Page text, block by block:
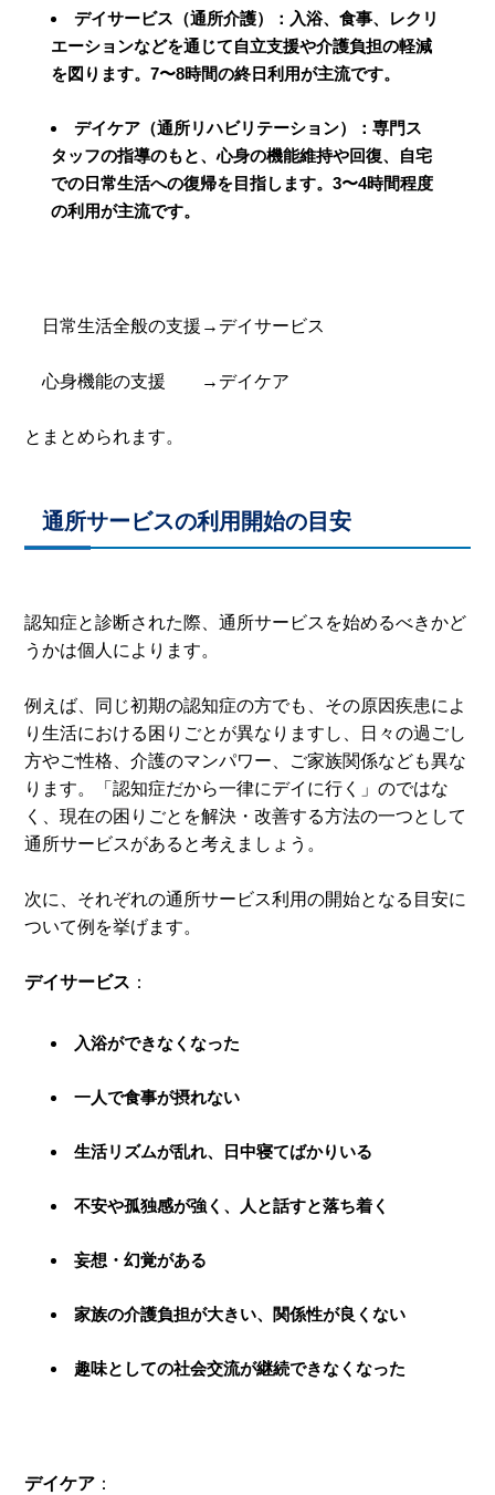
デイサービス（通所介護）：入浴、食事、レクリ
エーションなどを通じて自立支援や介護負担の軽減
を図ります。7〜8時間の終日利用が主流です。
デイケア（通所リハビリテーション）：専門ス
タッフの指導のもと、心身の機能維持や回復、自宅
での日常生活への復帰を目指します。3〜4時間程度
の利用が主流です。
日常生活全般の支援→デイサービス
心身機能の支援 →デイケア
とまとめられます。
通所サービスの利用開始の目安
認知症と診断された際、通所サービスを始めるべきかど
うかは個人によります。
例えば、同じ初期の認知症の方でも、その原因疾患によ
り生活における困りごとが異なりますし、日々の過ごし
方やご性格、介護のマンパワー、ご家族関係なども異な
ります。「認知症だから一律にデイに行く」のではな
く、現在の困りごとを解決・改善する方法の一つとして
通所サービスがあると考えましょう。
次に、それぞれの通所サービス利用の開始となる目安に
ついて例を挙げます。
デイサービス ：
入浴ができなくなった
一人で食事が摂れない
生活リズムが乱れ、日中寝てばかりいる
不安や孤独感が強く、人と話すと落ち着く
妄想・幻覚がある
家族の介護負担が大きい、関係性が良くない
趣味としての社会交流が継続できなくなった
デイケア ：